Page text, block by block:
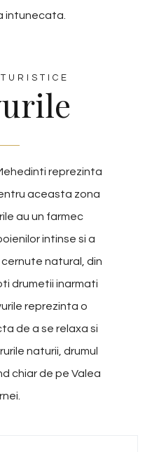
intunecata.
reprezinta
aceasta zona
au un farmec
intinse si a
natural, din
drumetii inarmati
reprezinta o
de a se relaxa si
naturii, drumul
chiar de pe Valea